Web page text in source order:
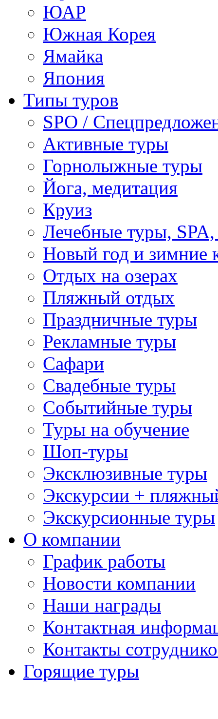
ЮАР
Южная Корея
Ямайка
Япония
Типы туров
SPO /
Активные туры
Горнолыжные туры
Йога, медитация
Круиз
Лечебные туры, SPA,
Новый год и зимние
Отдых на озерах
Пляжный отдых
Праздничные туры
Рекламные туры
Сафари
Свадебные туры
Событийные туры
Туры на обучение
Шоп-туры
Эксклюзивные туры
Экскурсии +
Экскурсионные туры
О компании
График работы
Новости компании
Наши награды
Контактная
Контакты
Горящие туры